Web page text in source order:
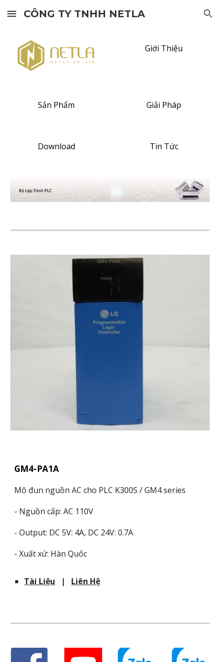
Skip to main content Skip to navigation
CÔNG TY TNHH NETLA
Giới Thiệu
Sản Phẩm Giải Pháp
Download Tin Tức
GM4-PA1A
Mô đun nguồn AC cho PLC K300S / GM4 series
- Nguồn cấp: AC 110V
- Output: DC 5V: 4A, DC 24V: 0.7A
- Xuất xứ: Hàn Quốc
Tài Liệu | Liên Hệ